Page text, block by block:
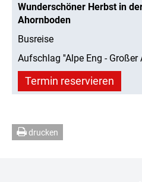
Wunderschöner Herbst in
Ahornboden
Busreise
Aufschlag ''Alpe Eng - Großer
Termin reservieren
drucken